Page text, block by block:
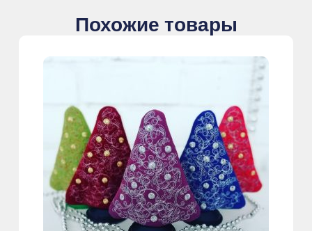
Похожие товары